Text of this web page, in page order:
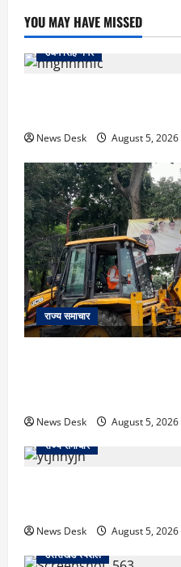
YOU MAY HAVE MISSED
उधम सिंह नगर
News Desk August 5, 2026
राज्य समाचार
News Desk August 5, 2026
राज्य समाचार
News Desk August 5, 2026
उत्तराखंड स्पेशल